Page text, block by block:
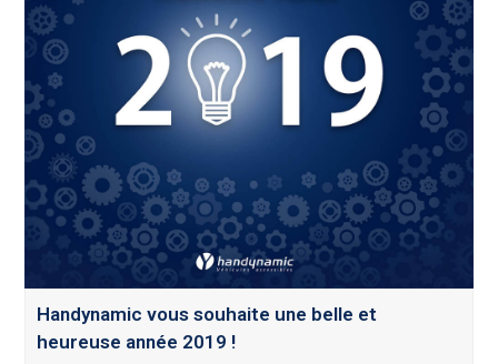
Handynamic vous souhaite une belle et
heureuse année 2019 !